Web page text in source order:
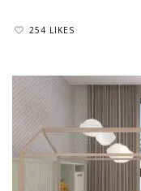
254 LIKES